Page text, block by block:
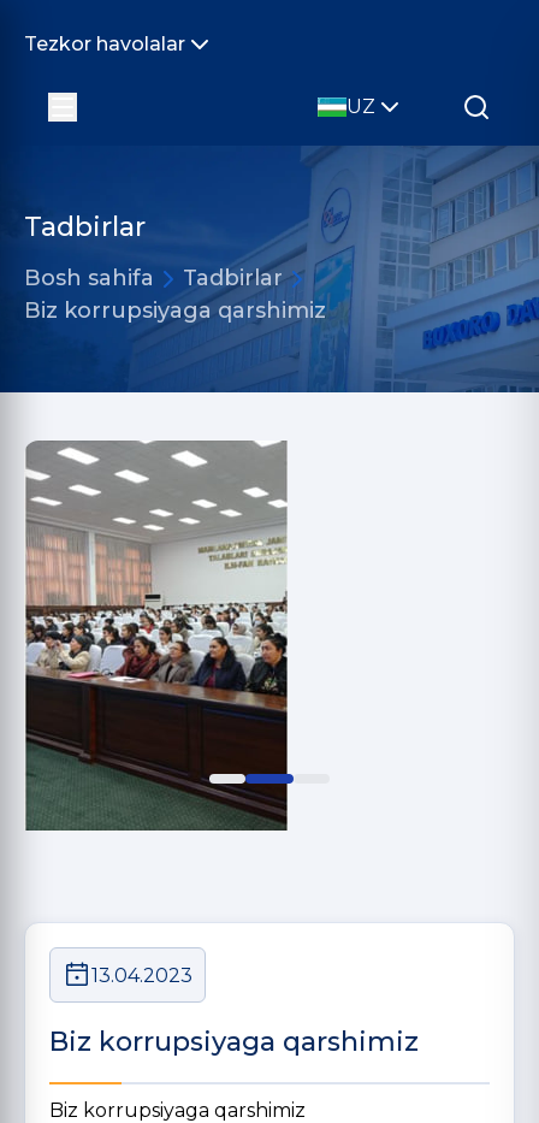
Tezkor havolalar
UZ
Tadbirlar
Bosh sahifa
Tadbirlar
Biz korrupsiyaga qarshimiz
13.04.2023
Biz korrupsiyaga qarshimiz
Biz korrupsiyaga qarshimiz